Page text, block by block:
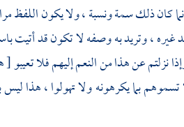
كان ذلك سمة ونسبة ، ولا يكون اللفظ
غيره ، وتريد به وصفه لا تكون قد أتيت
نزلتم عن هذا من النعم إليهم فلا
تسموهم بما يكرهونه ولا تهولوا ، هذا